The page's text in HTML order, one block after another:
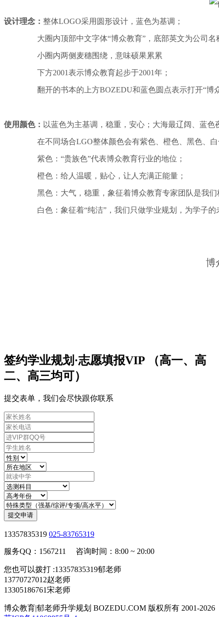
设计理念： 整体LOGO采用圆形设计，蓝色为基调；
大圈内顶部中文字体“博众教育”，底部英文为公司名
小圈内两侧麦穗围绕，意味硕果累累
下方2001表示博众教育起步于2001年；
翻开的书本的上方BOZEDU和蓝色圆点表示打开“博众
使用颜色： 以蓝色为主基调，稳重，安心；大海最辽阔、蓝
在不同场合LGO整体颜色会有紫色、橙色、黑色、白
紫色：“贵族色”代表博众教育行业的地位；
橙色：给人温暖，贴心，让人充满正能量；
黑色：大气，稳重，象征着博众教育专家团队是我们
白色：象征着“纯洁”，我们只做学业规划，为学子的未
博
签约学业规划·志愿填报VIP （高一、高
二、高三均可）
提交表单，我们会尽快跟你联系
提交申请
13357835319 025-83765319
服务QQ：1567211 咨询时间：8:00 ~ 20:00
您也可以拨打 :13357835319郁老师
13770727012赵老师
13305186761宋老师
博众教育|郁老师升学规划 BOZEDU.COM 版权所有 2001-2026